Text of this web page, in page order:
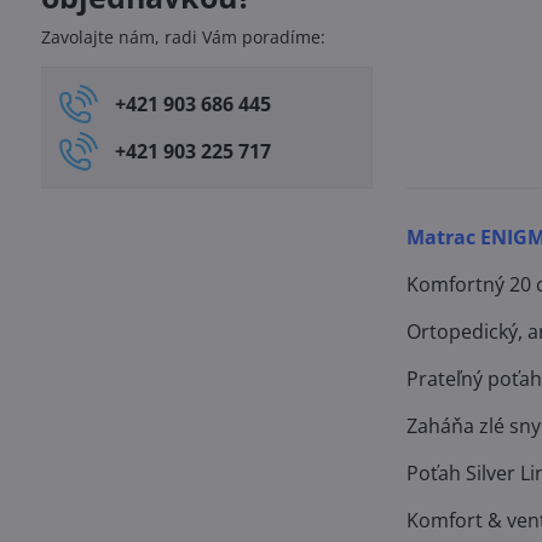
Matrac
Komfortný 20
Ortopedický,
Prateľný
Zaháňa zlé
Poťah Silver
Komfort &
Zavolajte nám, radi Vám poradíme:
+421 903 686 445
+421 903 225 717